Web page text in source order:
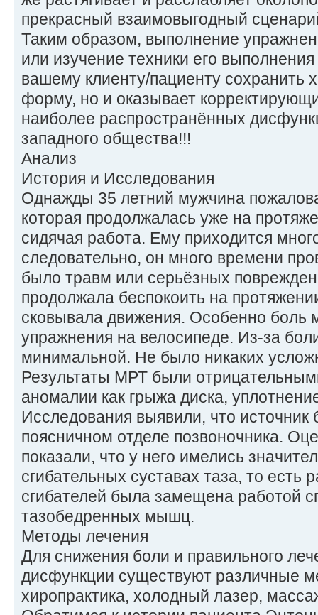
прекрасный взаимовыгодный
Таким образом, выполнение
или изучение техники его
вашему клиенту/пациенту
форму, но и оказывает
наиболее распространённых
западного общества!!!
Анализ
История и Исследования
Однажды 35 летний мужчина
которая продолжалась уже на
сидячая работа. Ему приходится
следовательно, он много времени
было травм или серьёзных
продолжала беспокоить на
сковывала движения. Особенно боль
упражнения на велосипеде. Из-за
минимальной. Не было никаких
Результаты МРТ были
аномалии как грыжа диска,
Исследования выявили, что источник
поясничном отделе позвоночника.
показали, что у него имелись
сгибательных суставах таза, то
сгибателей была замещена работой
тазобедренных мышц.
Методы лечения
Для снижения боли и правильного
дисфункции существуют различные
хиропрактика, холодный лазер,